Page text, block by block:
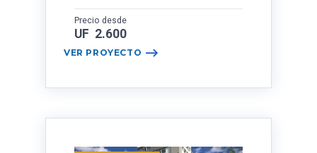
Precio desde
UF 2.600
VER PROYECTO